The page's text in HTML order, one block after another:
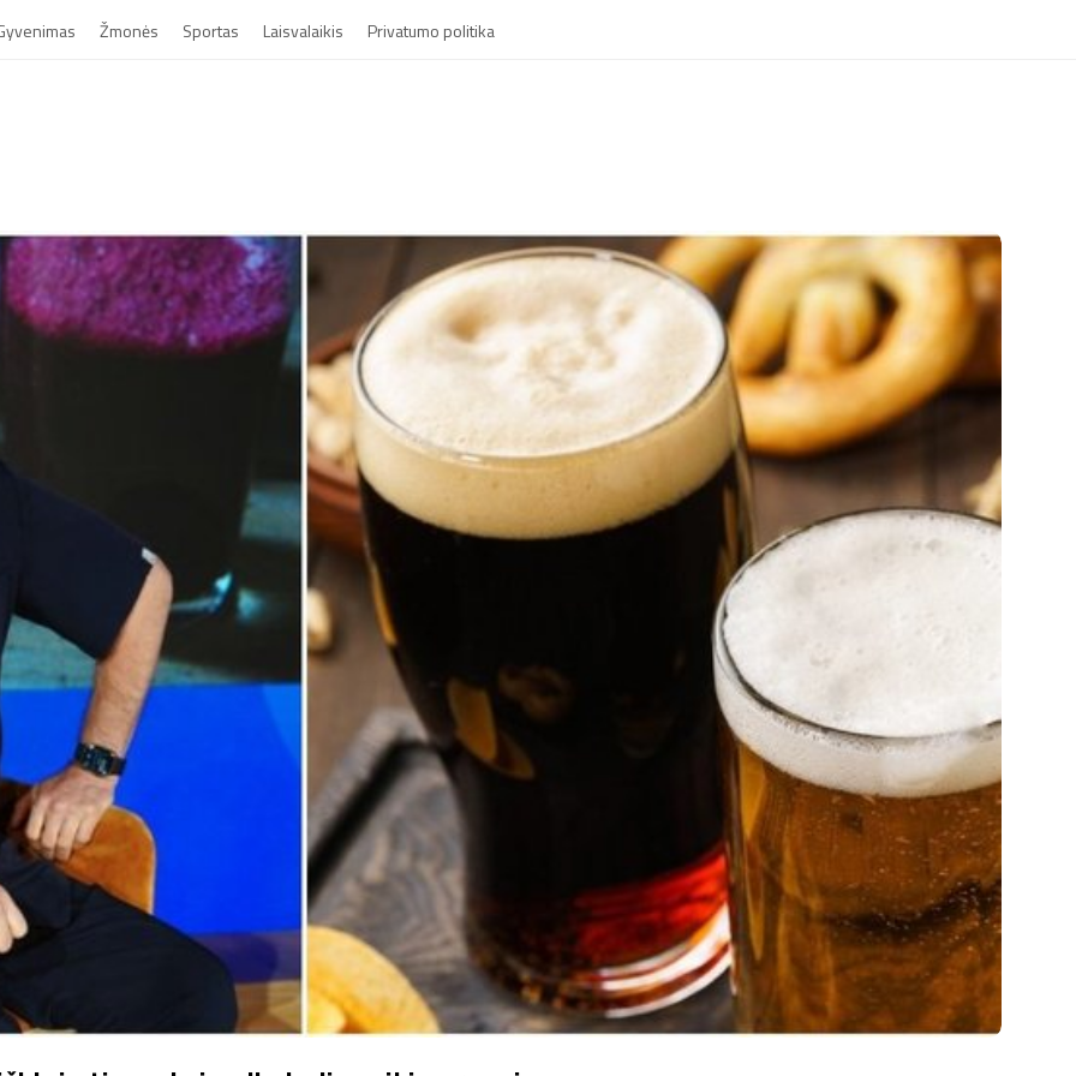
Žmonės Sportas Laisvalaikis Privatumo politika